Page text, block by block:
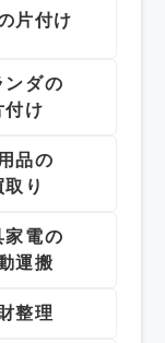
片付け
ンダの
付け
品の
取り
家電の
運搬
整理